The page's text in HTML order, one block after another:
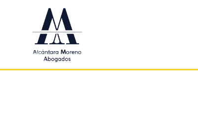
Saltar al contenido principal